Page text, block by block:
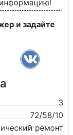
и задайте
3
72/58/10
ремонт